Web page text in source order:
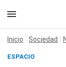
Inicio Sociedad
ESPACIO